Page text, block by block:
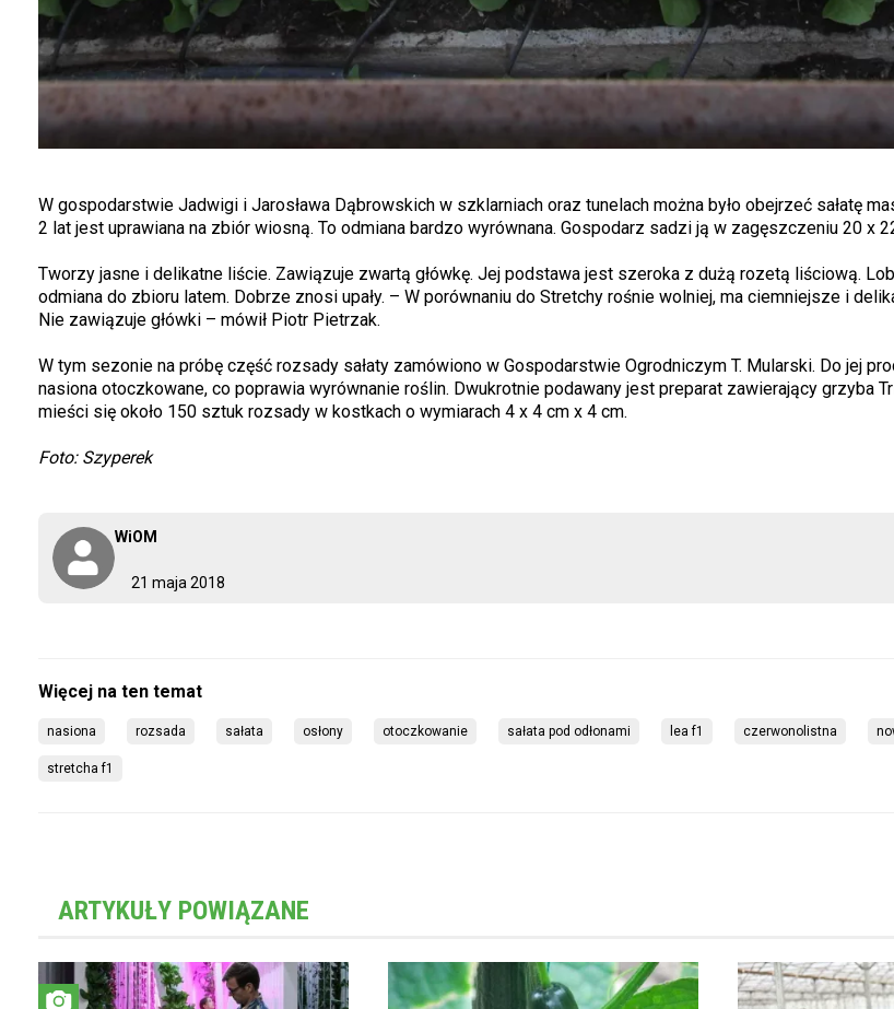
21 maja 2018
WiOM
W gospodarstwie Jadwigi i Jarosława Dąbrowskich w szklarniach oraz tunelach można było obejrzeć sałatę
2 lat jest uprawiana na zbiór wiosną. To odmiana bardzo wyrównana. Gospodarz sadzi ją w zagęszczeniu 20 x
Tworzy jasne i delikatne liście. Zawiązuje zwartą główkę. Jej podstawa jest szeroka z dużą rozetą liściową.
odmiana do zbioru latem. Dobrze znosi upały. – W porównaniu do Stretchy rośnie wolniej, ma ciemniejsze i
Nie zawiązuje główki – mówił Piotr Pietrzak.
W tym sezonie na próbę część rozsady sałaty zamówiono w Gospodarstwie Ogrodniczym T. Mularski. Do jej
nasiona otoczkowane, co poprawia wyrównanie roślin. Dwukrotnie podawany jest preparat zawierający grzyba
mieści się około 150 sztuk rozsady w kostkach o wymiarach 4 x 4 cm x 4 cm.
Foto: Szyperek
nasiona rozsada sałata osłony otoczkowanie sałata pod odłonami lea f1 czerwonolistna
stretcha f1
ARTYKUŁY POWIĄZANE